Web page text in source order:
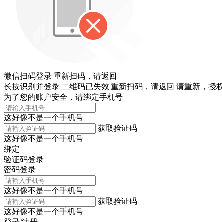
微信扫码登录 重新扫码， 请返回
长按识别并登录 二维码已失效 重新扫码， 请返回 请重新， 授
为了您的账户安全，请绑定手机号
这好像不是一个手机号
获取验证码
这好像不是一个手机号
绑定
验证码登录
密码登录
这好像不是一个手机号
获取验证码
这好像不是一个手机号